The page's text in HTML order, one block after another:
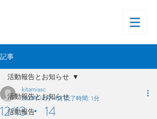
記事
活動報告とお知らせ
活動報告
活動報告とお知らせ
12/13 ・ 14
kitamiasc
2023年12月14日 読了時間: 1分